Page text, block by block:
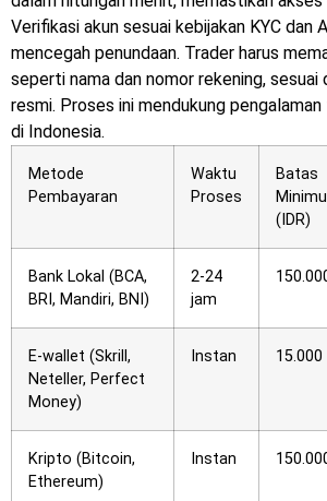
Verifikasi akun sesuai kebijakan KYC dan
mencegah penundaan. Trader harus
seperti nama dan nomor rekening, sesuai
resmi. Proses ini mendukung
di Indonesia.
Metode
Pembayaran
Waktu
Proses
Batas
(IDR)
Bank Lokal (BCA,
BRI, Mandiri, BNI)
2-24
jam
E-wallet (Skrill,
Neteller, Perfect
Money)
Instan 15.000
Kripto (Bitcoin,
Ethereum)
Instan